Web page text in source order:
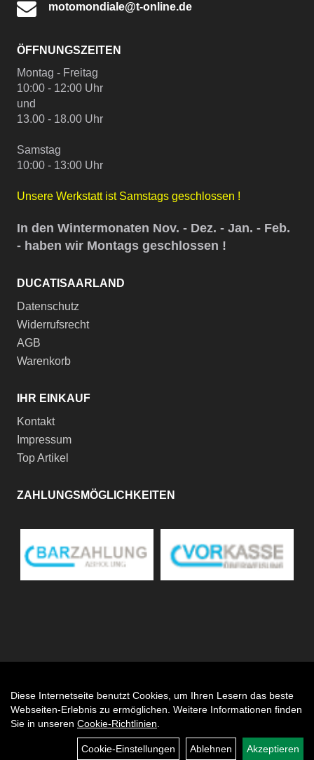
motomondiale@t-online.de
ÖFFNUNGSZEITEN
Montag - Freitag
10:00 - 12:00 Uhr
und
13.00 - 18.00 Uhr
Samstag
10:00 - 13:00 Uhr
Unsere Werkstatt ist Samstags geschlossen !
In den Wintermonaten Nov. - Dez. - Jan. - Feb.
- haben wir Montags geschlossen !
DUCATISAARLAND
Datenschutz
Widerrufsrecht
AGB
Warenkorb
IHR EINKAUF
Kontakt
Impressum
Top Artikel
ZAHLUNGSMÖGLICHKEITEN
Diese Internetseite benutzt Cookies, um Ihren Lesern das beste
Webseiten-Erlebnis zu ermöglichen. Weitere Informationen finden
Sie in unseren Cookie-Richtlinien
Cookie-Einstellungen Ablehnen Akzeptieren
Auftrag widerrufen